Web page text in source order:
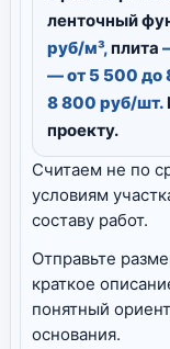
ленточный
руб/м³,плита
— от 5 500 до
8 800 руб/шт.
проекту.
Считаем не по
условиям
составу работ.
Отправьте
краткое
понятный
основания.